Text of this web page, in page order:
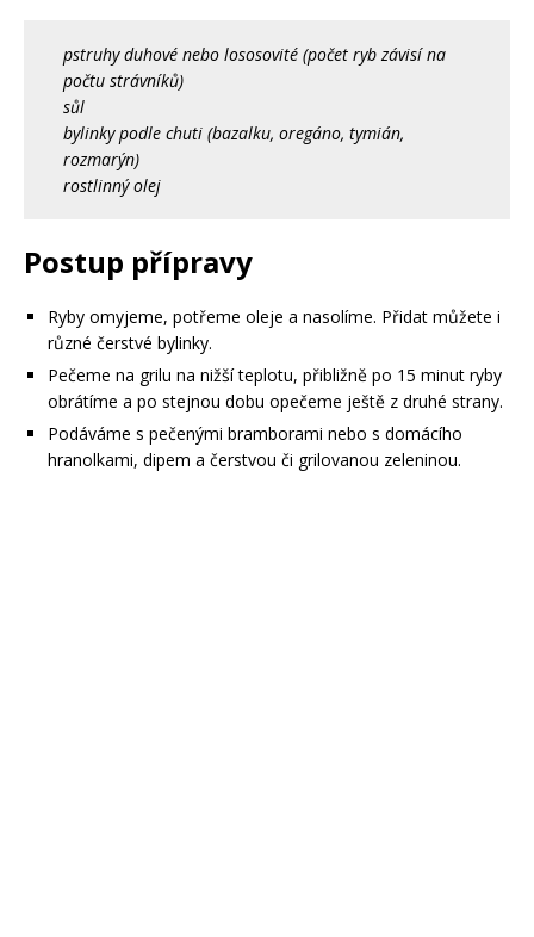
pstruhy duhové nebo lososovité (počet ryb závisí na
počtu strávníků)
sůl
bylinky podle chuti (bazalku, oregáno, tymián,
rozmarýn)
rostlinný olej
Postup přípravy
Ryby omyjeme, potřeme oleje a nasolíme. Přidat můžete i
různé čerstvé bylinky.
Pečeme na grilu na nižší teplotu, přibližně po 15 minut ryby
obrátíme a po stejnou dobu opečeme ještě z druhé strany.
Podáváme s pečenými bramborami nebo s domácího
hranolkami, dipem a čerstvou či grilovanou zeleninou.